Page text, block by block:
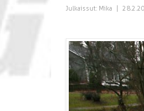
Julkaissut: Mika